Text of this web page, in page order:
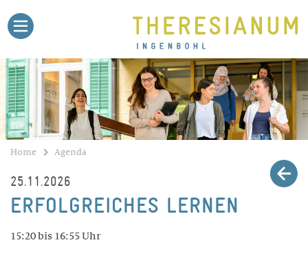
Home
Theri-Blog
Stellen
Schule
BILDUNGSANGEBOTE
Gymnasium
Fachmaturität Soziale Arbeit
Fachmaturität Gesundheit
Home Agenda
25.11.2026
ERFOLGREICHES LERNEN
15:20 bis 16:55 Uhr